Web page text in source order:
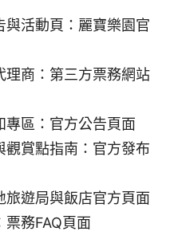
與活動頁：麗寶樂園官
理商：第三方票務網站
專區：官方公告頁面
賞點指南：官方發布
旅遊局與飯店官方頁面
票務FAQ頁面